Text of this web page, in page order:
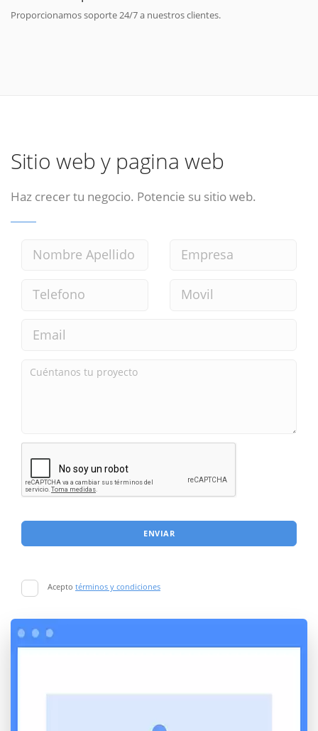
Proporcionamos soporte 24/7 a nuestros clientes.
Sitio web y pagina web
Haz crecer tu negocio. Potencie su sitio web.
ENVIAR
Acepto términos y condiciones